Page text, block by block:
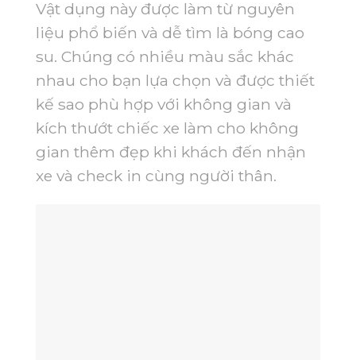
Vật dụng này được làm từ nguyên
liệu phổ biến và dễ tìm là bóng cao
su. Chúng có nhiều màu sắc khác
nhau cho bạn lựa chọn và được thiết
kế sao phù hợp với không gian và
kích thướt chiếc xe làm cho không
gian thêm đẹp khi khách đến nhận
xe và check in cùng người thân.